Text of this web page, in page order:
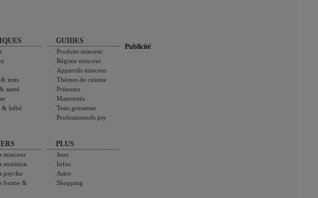
tests
santé
& bébé
minceur
nutrition
psycho
forme &
GUIDES
Produits minceur
Régime minceur
Appareils minceur
Thèmes de cuisine
Prénoms
Maternités
Tests grossesse
Professionnels psy
PLUS
Jeux
Infos
Astro
Shopping
Publicité